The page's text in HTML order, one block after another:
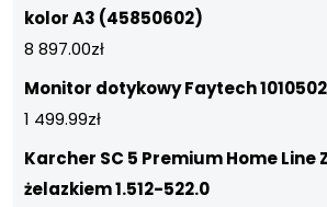
kolor A3 (45850602)
8 897.00zł
Monitor dotykowy Faytech
1 499.99zł
Karcher SC 5 Premium Home Line
żelazkiem 1.512-522.0